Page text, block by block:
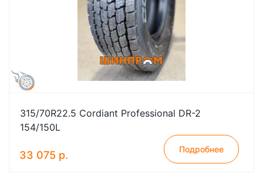
315/70R22.5 Cordiant Professional DR-2
154/150L
33 075 р. Подробнее